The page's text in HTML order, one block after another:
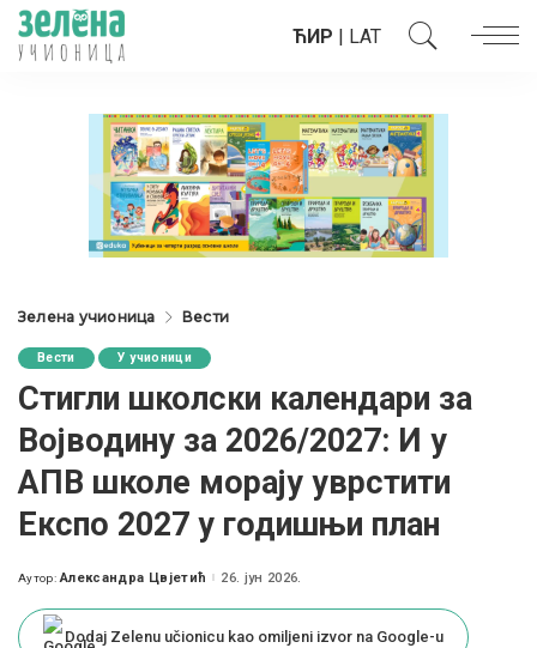
ЋИР | LAT
Зелена учионица Вести
Вести У учионици
Стигли школски календари за
Војводину за 2026/2027: И у
АПВ школе морају уврстити
Експо 2027 у годишњи план
Posted
Аутор: Александра Цвјетић 26. јун 2026.
Dodaj Zelenu učionicu kao omiljeni izvor na Google-u